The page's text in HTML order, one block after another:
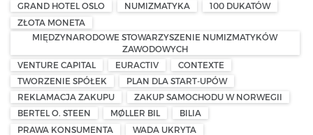
GRAND HOTEL OSLO
NUMIZMATYKA
100 DUKATÓW
ZŁOTA MONETA
MIĘDZYNARODOWE STOWARZYSZENIE NUMIZMATYKÓW
ZAWODOWYCH
VENTURE CAPITAL
EURACTIV
CONTEXTE
TWORZENIE SPÓŁEK
PLAN DLA START-UPÓW
REKLAMACJA ZAKUPU
ZAKUP SAMOCHODU W NORWEGII
BERTEL O. STEEN
MØLLER BIL
BILIA
PRAWA KONSUMENTA
WADA UKRYTA